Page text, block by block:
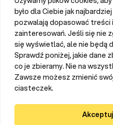
było dla Ciebie jak
pozwalają dopasować treści
zainteresowań. Jeśli się nie
się wyświetlać, ale nie będą
Sprawdź poniżej, jakie dane
co je zbieramy. Nie na
Zawsze możesz zmienić
ciasteczek.